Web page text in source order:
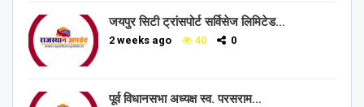
जयपुर सिटी ट्रांसपोर्ट सर्विसेज लिमिटेड…
2 weeks ago 40 0
पूर्व विधानसभा अध्यक्ष स्व. परसराम…